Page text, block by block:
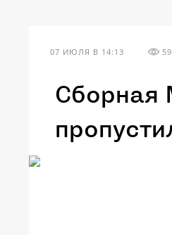
07 ИЮЛЯ В 14:13
Сборная